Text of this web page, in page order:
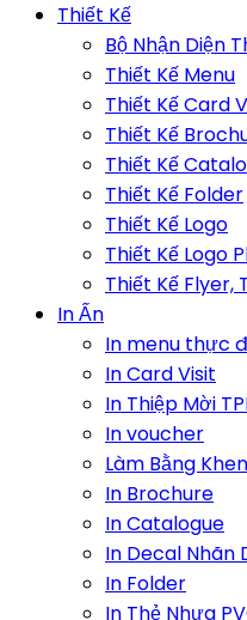
Thiết Kế
Bộ Nhận Diện
Thiết Kế Menu
Thiết Kế Card
Thiết Kế
Thiết Kế
Thiết Kế Folder
Thiết Kế Logo
Thiết Kế Logo
Thiết Kế Flyer,
In Ấn
In menu thực
In Card Visit
In Thiệp Mời
In voucher
Làm Bằng Khen
In Brochure
In Catalogue
In Decal Nhãn
In Folder
In Thẻ Nhựa